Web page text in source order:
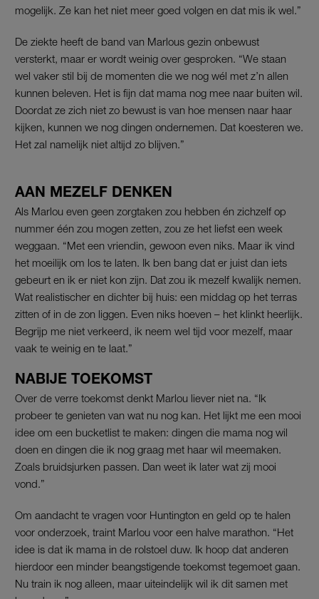
mogelijk. Ze kan het niet meer goed volgen en dat mis ik wel.”
De ziekte heeft de band van Marlous gezin onbewust
versterkt, maar er wordt weinig over gesproken. “We staan
wel vaker stil bij de momenten die we nog wél met z’n allen
kunnen beleven. Het is fijn dat mama nog mee naar buiten wil.
Doordat ze zich niet zo bewust is van hoe mensen naar haar
kijken, kunnen we nog dingen ondernemen. Dat koesteren we.
Het zal namelijk niet altijd zo blijven.”
AAN MEZELF DENKEN
Als Marlou even geen zorgtaken zou hebben én zichzelf op
nummer één zou mogen zetten, zou ze het liefst een week
weggaan. “Met een vriendin, gewoon even niks. Maar ik vind
het moeilijk om los te laten. Ik ben bang dat er juist dan iets
gebeurt en ik er niet kon zijn. Dat zou ik mezelf kwalijk nemen.
Wat realistischer en dichter bij huis: een middag op het terras
zitten of in de zon liggen. Even niks hoeven – het klinkt heerlijk.
Begrijp me niet verkeerd, ik neem wel tijd voor mezelf, maar
vaak te weinig en te laat.”
NABIJE TOEKOMST
Over de verre toekomst denkt Marlou liever niet na. “Ik
probeer te genieten van wat nu nog kan. Het lijkt me een mooi
idee om een bucketlist te maken: dingen die mama nog wil
doen en dingen die ik nog graag met haar wil meemaken.
Zoals bruidsjurken passen. Dan weet ik later wat zij mooi
vond.”
Om aandacht te vragen voor Huntington en geld op te halen
voor onderzoek, traint Marlou voor een halve marathon. “Het
idee is dat ik mama in de rolstoel duw. Ik hoop dat anderen
hierdoor een minder beangstigende toekomst tegemoet gaan.
Nu train ik nog alleen, maar uiteindelijk wil ik dit samen met